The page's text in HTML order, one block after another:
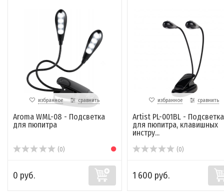
избранное сравнить
Aroma WML-08 - Подсветка
для пюпитра
(0)
0 руб.
избранное сравнить
Artist PL-001BL - Подсветка
для пюпитра, клавишных
инстру...
(0)
1 600 руб.